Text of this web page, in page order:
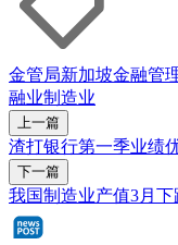
金管局新加坡金融管
融业制造业
上一篇
渣打银行第一季业绩
下一篇
我国制造业产值3月下